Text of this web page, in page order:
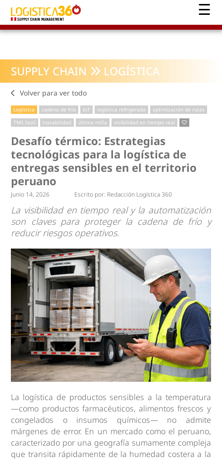
SUPPLY CHAIN LOGÍSTICA
Volver para ver todo
Logística cadena de frío IoT logística refrigerada
optimización de rutas
TMS SaaS
trazabilidad última milla visibilidad en tiempo real
Desafío térmico: Estrategias
tecnológicas para la logística de
entregas sensibles en el territorio
peruano
Junio 14, 2026 Escrito por: Redacción Logística 360
La visibilidad en tiempo real y la automatización
son claves para proteger la cadena de frío y
reducir riesgos operativos.
La logística de productos sensibles a la temperatura
—como productos farmacéuticos, alimentos frescos y
congelados o insumos químicos— no admite
márgenes de error. En un mercado como el peruano,
caracterizado por una geografía sumamente compleja
que transita rápidamente de la humedad costera a la